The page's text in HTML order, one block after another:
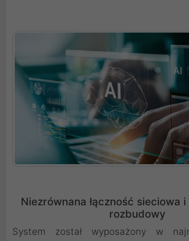
Niezrównana łączność sieciowa
rozbudowy
System został wyposażony w